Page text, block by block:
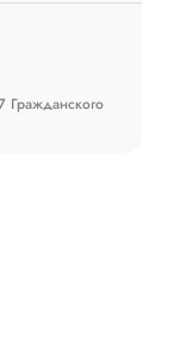
Гражданского